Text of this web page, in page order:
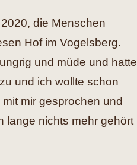
die Menschen
Hof im Vogelsberg.
und müde und hatte
und ich wollte schon
mir gesprochen und
lange nichts mehr gehört